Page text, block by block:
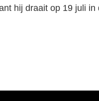
hij draait op 19 juli